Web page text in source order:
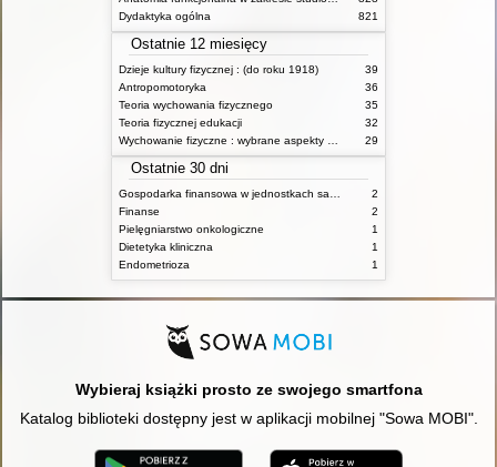
Dydaktyka ogólna
821
Ostatnie 12 miesięcy
Dzieje kultury fizycznej : (do roku 1918)
39
Antropomotoryka
36
Teoria wychowania fizycznego
35
Teoria fizycznej edukacji
32
29
Ostatnie 30 dni
2
Finanse
2
Pielęgniarstwo onkologiczne
1
Dietetyka kliniczna
1
Endometrioza
1
Wybieraj książki prosto ze swojego smartfona
Katalog biblioteki dostępny jest w aplikacji mobilnej "Sowa MOBI".